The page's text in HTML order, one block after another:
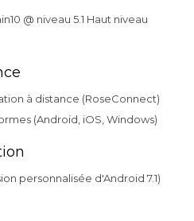
@ niveau 5.1 Haut niveau
à distance (RoseConnect)
(Android, iOS, Windows)
personnalisée d'Android 7.1)